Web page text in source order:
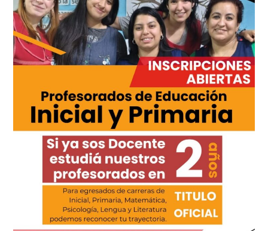
de
la
educación